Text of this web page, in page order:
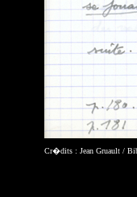
Cr�dits : Jean Gruault /